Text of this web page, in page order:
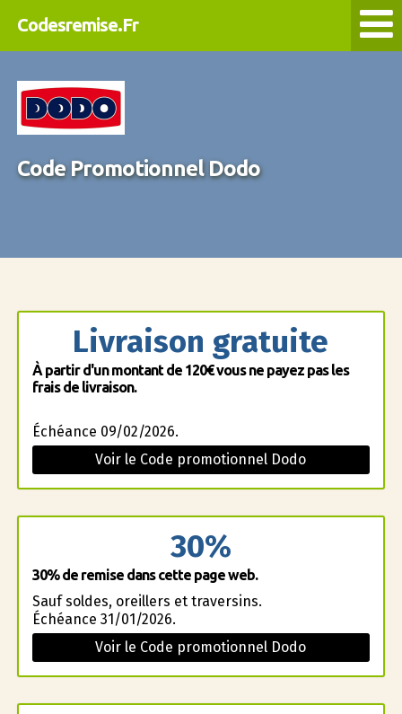
Codesremise.Fr
Code Promotionnel Dodo
Livraison gratuite
À partir d'un montant de 120€ vous ne payez pas les
frais de livraison.
Échéance 09/02/2026.
Voir le Code promotionnel Dodo
30%
30% de remise dans cette page web.
Sauf soldes, oreillers et traversins.
Échéance 31/01/2026.
Voir le Code promotionnel Dodo